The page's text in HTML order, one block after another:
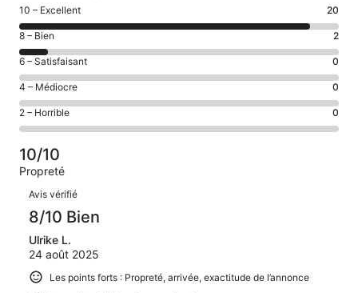
Note
des
voyageurs
de 10
(Excellent),
d’après 20 avis
sur 22.
10 – Excellent 20
Note
des
voyageurs
de 8
(Bien),
d’après 2 avis
sur 22.
8 – Bien 2
Note
des
voyageurs
de 6
(Satisfaisant),
sur 22.
6 – Satisfaisant 0
Note
des
voyageurs
de 4
(Médiocre),
d’après 0 avis
4 – Médiocre 0
Note
des
voyageurs
de 2
(Horrible),
d’après 0 avis
sur 22.
2 – Horrible 0
10/10
Propreté
Avis
Avis vérifié
8/10 Bien
Ulrike L.
24 août 2025
Les points forts : Propreté, arrivée, exactitude de l’annonce